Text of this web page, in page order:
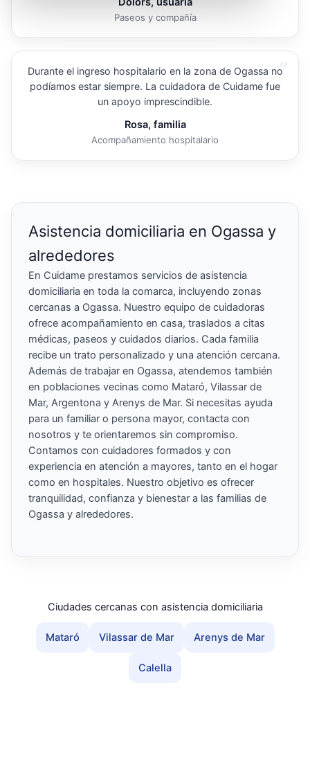
Paseos y compañía
“
Durante el ingreso hospitalario en la zona de Ogassa no
podíamos estar siempre. La cuidadora de Cuidame fue
un apoyo imprescindible.
Rosa, familia
Acompañamiento hospitalario
Asistencia domiciliaria en Ogassa y
alrededores
En Cuidame prestamos servicios de asistencia
domiciliaria en toda la comarca, incluyendo zonas
cercanas a Ogassa. Nuestro equipo de cuidadoras
ofrece acompañamiento en casa, traslados a citas
médicas, paseos y cuidados diarios. Cada familia
recibe un trato personalizado y una atención cercana.
Además de trabajar en Ogassa, atendemos también
en poblaciones vecinas como Mataró, Vilassar de
Mar, Argentona y Arenys de Mar. Si necesitas ayuda
para un familiar o persona mayor, contacta con
nosotros y te orientaremos sin compromiso.
Contamos con cuidadores formados y con
experiencia en atención a mayores, tanto en el hogar
como en hospitales. Nuestro objetivo es ofrecer
tranquilidad, confianza y bienestar a las familias de
Ogassa y alrededores.
Ciudades cercanas con asistencia domiciliaria
Mataró Vilassar de Mar Arenys de Mar
Calella